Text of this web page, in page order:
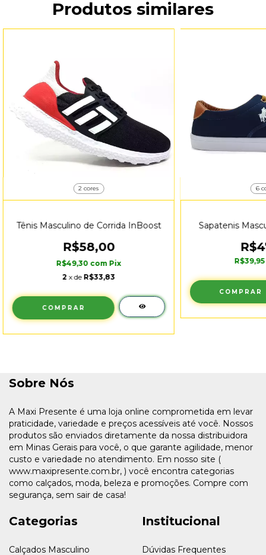
Produtos similares
2 cores
Tênis Masculino de Corrida InBoost
R$58,00
R$49,30 com Pix
2 x de R$33,83
COMPRAR
6
Sapatenis
R$39,95
COMPRAR
Sobre Nós
A Maxi Presente é uma loja online comprometida em levar
praticidade, variedade e preços acessíveis até você. Nossos
produtos são enviados diretamente da nossa distribuidora
em Minas Gerais para você, o que garante agilidade, menor
custo e variedade no atendimento. Em nosso site (
www.maxipresente.com.br, ) você encontra categorias
como calçados, moda, beleza e promoções. Compre com
segurança, sem sair de casa!
Categorias
Calçados Masculino
Institucional
Dúvidas Frequentes